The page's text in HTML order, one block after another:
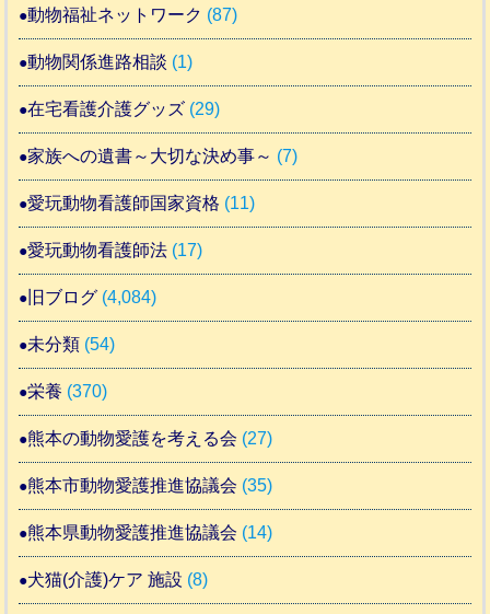
動物福祉ネットワーク (87)
動物関係進路相談 (1)
在宅看護介護グッズ (29)
家族への遺書～大切な決め事～ (7)
愛玩動物看護師国家資格 (11)
愛玩動物看護師法 (17)
旧ブログ (4,084)
未分類 (54)
栄養 (370)
熊本の動物愛護を考える会 (27)
熊本市動物愛護推進協議会 (35)
熊本県動物愛護推進協議会 (14)
犬猫(介護)ケア 施設 (8)